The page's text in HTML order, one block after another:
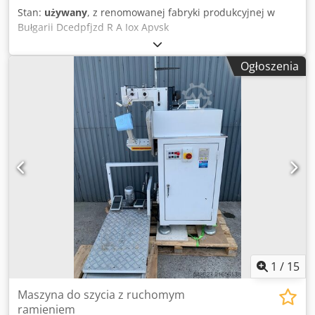
Stan: używany, z renomowanej fabryki produkcyjnej w
Bułgarii Dcedpfjzd R A Iox Apvsk
Ogłoszenia
1 / 15
Maszyna do szycia z ruchomym
ramieniem